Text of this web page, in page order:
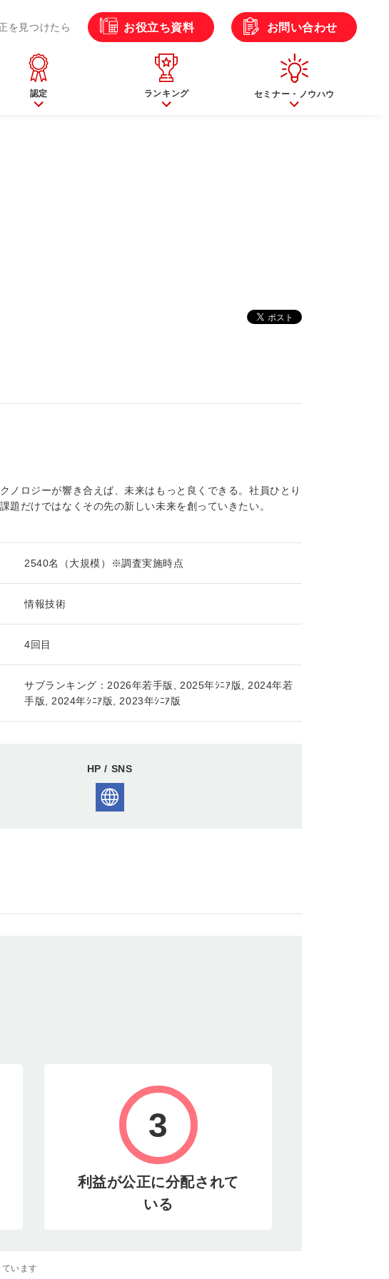
認定 ランキング セミナー・ノウハウ
を見つけたら お役立ち資料 お問い合わせ
ノロジーが響き合えば、未来はもっと良くできる。社員ひとり
だけではなくその先の新しい未来を創っていきたい。
2540名（大規模）※調査実施時点
情報技術
4回目
サブランキング：2026年若手版, 2025年ｼﾆｱ版, 2024年若
手版, 2024年ｼﾆｱ版, 2023年ｼﾆｱ版
HP / SNS
3
利益が公正に分配されて
いる
います